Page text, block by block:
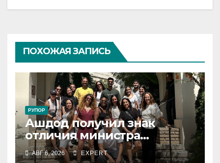
ПОХОЖАЯ ЗАПИСЬ
РУПОР
Ашдод получил знак
отличия министра
обороны за поддержку
резервистов
АВГ 6, 2026 EXPERT